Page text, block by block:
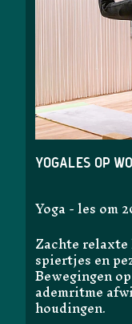
Yogales op
Yoga - les om
Zachte
spiertjes en
Bewegingen
ademritme
houdingen.